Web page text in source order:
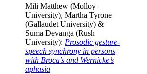
Mili Matthew (Molloy
University), Martha Tyrone
(Gallaudet University) &
Suma Devanga (Rush
University): Prosodic gesture-
speech synchrony in persons
with Broca’s and Wernicke’s
aphasia